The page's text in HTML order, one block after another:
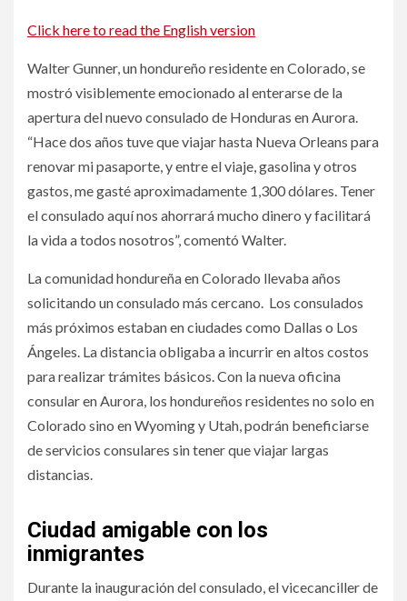
Click here to read the English version
Walter Gunner, un hondureño residente en Colorado, se
mostró visiblemente emocionado al enterarse de la
apertura del nuevo consulado de Honduras en Aurora.
“Hace dos años tuve que viajar hasta Nueva Orleans para
renovar mi pasaporte, y entre el viaje, gasolina y otros
gastos, me gasté aproximadamente 1,300 dólares. Tener
el consulado aquí nos ahorrará mucho dinero y facilitará
la vida a todos nosotros”, comentó Walter.
La comunidad hondureña en Colorado llevaba años
solicitando un consulado más cercano. Los consulados
más próximos estaban en ciudades como Dallas o Los
Ángeles. La distancia obligaba a incurrir en altos costos
para realizar trámites básicos. Con la nueva oficina
consular en Aurora, los hondureños residentes no solo en
Colorado sino en Wyoming y Utah, podrán beneficiarse
de servicios consulares sin tener que viajar largas
distancias.
Ciudad amigable con los
inmigrantes
Durante la inauguración del consulado, el vicecanciller de